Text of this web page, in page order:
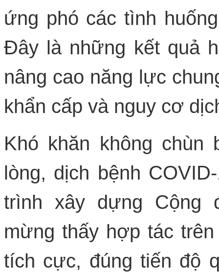
ứng phó các tình
Đây là những kết quả
nâng cao năng lực
khẩn cấp và nguy cơ
Khó khăn không
lòng, dịch bệnh
trình xây dựng Cộng
mừng thấy hợp tác
tích cực, đúng tiến độ